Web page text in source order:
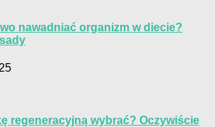
nawadniać organizm w diecie?
regeneracyjną wybrać? Oczywiście